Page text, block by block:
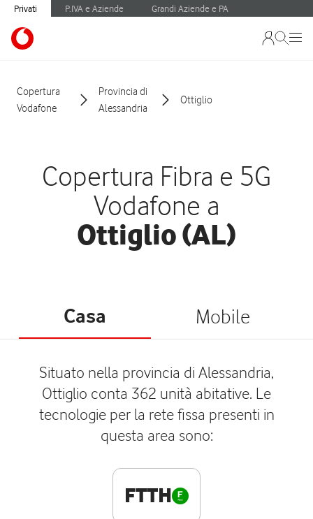
Privati P.IVA e Aziende Grandi Aziende e PA
Copertura
Vodafone
Provincia di
Alessandria
Ottiglio
Copertura Fibra e 5G
Vodafone a
Ottiglio (AL)
Casa Mobile
Situato nella provincia di Alessandria,
Ottiglio conta 362 unità abitative. Le
tecnologie per la rete fissa presenti in
questa area sono:
FTTH